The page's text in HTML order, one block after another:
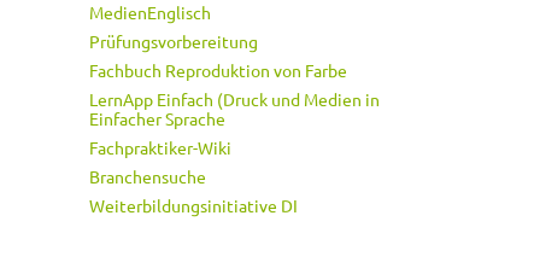
MedienEnglisch
Prüfungsvorbereitung
Fachbuch Reproduktion von Farbe
LernApp Einfach (Druck und Medien in
Einfacher Sprache
Fachpraktiker-Wiki
Branchensuche
Weiterbildungsinitiative DI